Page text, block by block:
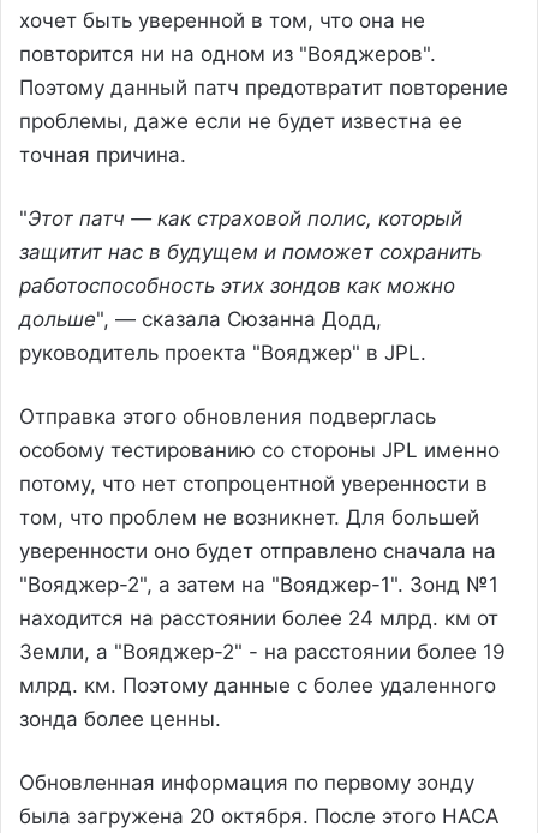
хочет быть уверенной в том, что она не
повторится ни на одном из "Вояджеров".
Поэтому данный патч предотвратит повторение
проблемы, даже если не будет известна ее
точная причина.
"Этот патч — как страховой полис, который
защитит нас в будущем и поможет сохранить
работоспособность этих зондов как можно
дольше", — сказала Сюзанна Додд,
руководитель проекта "Вояджер" в JPL.
Отправка этого обновления подверглась
особому тестированию со стороны JPL именно
потому, что нет стопроцентной уверенности в
том, что проблем не возникнет. Для большей
уверенности оно будет отправлено сначала на
"Вояджер-2", а затем на "Вояджер-1". Зонд №1
находится на расстоянии более 24 млрд. км от
Земли, а "Вояджер-2" - на расстоянии более 19
млрд. км. Поэтому данные с более удаленного
зонда более ценны.
Обновленная информация по первому зонду
была загружена 20 октября. После этого НАСА